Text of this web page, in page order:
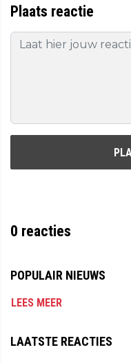
Plaats reactie
0 reacties
POPULAIR NIEUWS
LEES MEER
LAATSTE REACTIES